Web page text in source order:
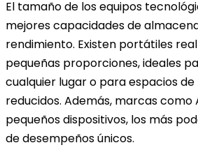
El tamaño de los equipos
mejores capacidades de
rendimiento. Existen portátiles
pequeñas proporciones, ideales
cualquier lugar o para espacios
reducidos. Además, marcas
pequeños dispositivos, los más
de desempeños únicos.